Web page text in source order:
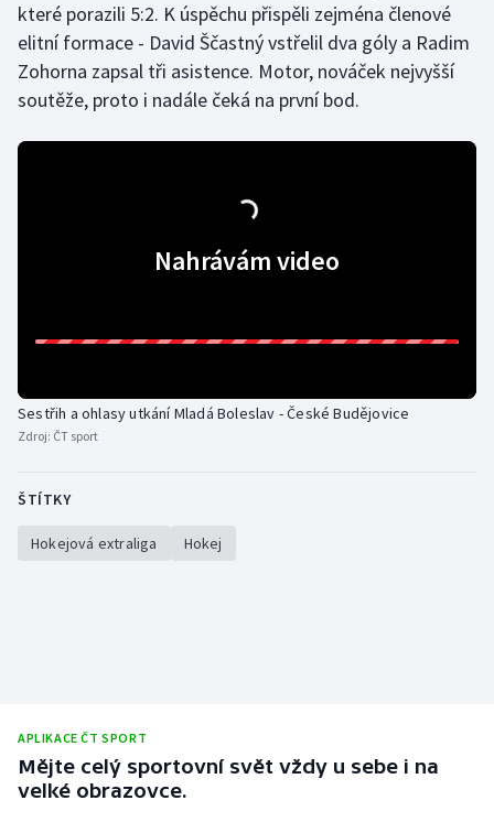
které porazili 5:2. K úspěchu přispěli zejména členové
elitní formace - David Ščastný vstřelil dva góly a Radim
Zohorna zapsal tři asistence. Motor, nováček nejvyšší
soutěže, proto i nadále čeká na první bod.
Nahrávám video
Sestřih a ohlasy utkání Mladá Boleslav - České Budějovice
Zdroj: ČT sport
ŠTÍTKY
Hokejová extraliga Hokej
APLIKACE ČT SPORT
Mějte celý sportovní svět vždy u sebe i na
velké obrazovce.